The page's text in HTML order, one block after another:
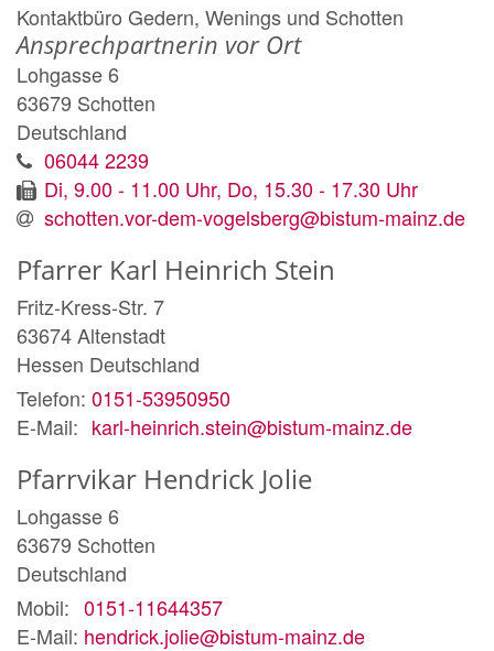
Kontaktbüro Gedern, Wenings und Schotten
Ansprechpartnerin vor Ort
Lohgasse 6
63679 Schotten
Deutschland
06044 2239
Di, 9.00 - 11.00 Uhr, Do, 15.30 - 17.30 Uhr
schotten.vor-dem-vogelsberg@bistum-mainz.de
Pfarrer Karl Heinrich Stein
Fritz-Kress-Str. 7
63674Altenstadt
Hessen Deutschland
Telefon: 0151-53950950
E-Mail: karl-heinrich.stein@bistum-mainz.de
Pfarrvikar Hendrick Jolie
Lohgasse 6
63679 Schotten
Deutschland
Mobil: 0151-11644357
E-Mail: hendrick.jolie@bistum-mainz.de